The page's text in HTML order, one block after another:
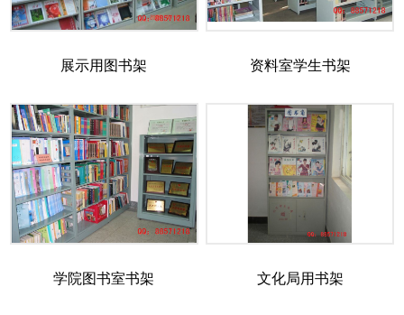
展示用图书架 资料室学生书架
学院图书室书架 文化局用书架